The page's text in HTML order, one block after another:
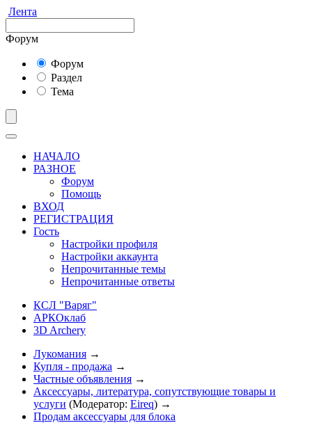
Лента
Форум
Форум
Раздел
Тема
НАЧАЛО
РАЗНОЕ
Форум
Помощь
ВХОД
РЕГИСТРАЦИЯ
Гость
Настройки профиля
Настройки аккаунта
Непрочитанные темы
Непрочитанные ответы
КСЛ "Варяг"
АРКОклаб
3D Archery
Лукомания →
Купля - продажа →
Частные объявления →
Аксессуары, литература, сопутствующие товары и
услуги (Модератор: Eireq) →
Продам аксессуары для блока